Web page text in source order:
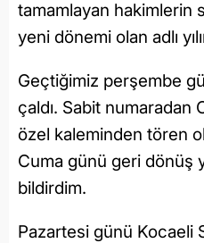
tamamlayan hakimlerin
yeni dönemi olan adlı
Geçtiğimiz perşembe
çaldı. Sabit numaradan
özel kaleminden tören
Cuma günü geri dönüş
bildirdim.
Pazartesi günü Kocaeli